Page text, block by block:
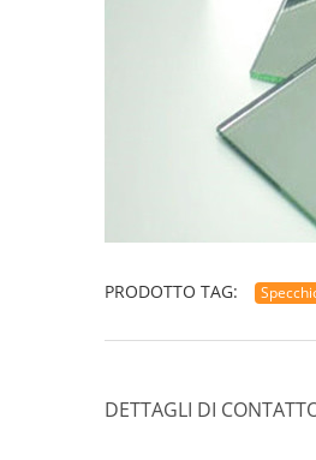
PRODOTTO TAG:
DETTAGLI DI